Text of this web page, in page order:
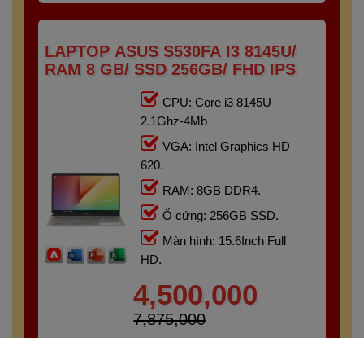
LAPTOP ASUS S530FA I3 8145U/
RAM 8 GB/ SSD 256GB/ FHD IPS
CPU: Core i3 8145U
2.1Ghz-4Mb
VGA: Intel Graphics HD
620.
RAM: 8GB DDR4.
Ổ cứng: 256GB SSD.
Màn hình: 15.6Inch Full
HD.
4,500,000
7,875,000